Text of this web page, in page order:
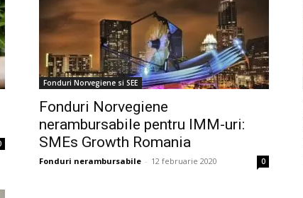
Fonduri Norvegiene si SEE
Fonduri Norvegiene
nerambursabile pentru IMM-uri:
SMEs Growth Romania
Fonduri nerambursabile - 12 februarie 2020 0